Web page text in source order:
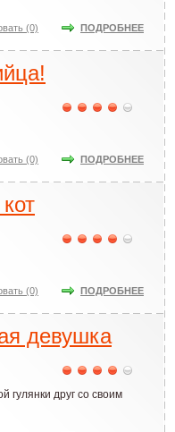
(0) ПОДРОБНЕЕ
(0) ПОДРОБНЕЕ
(0) ПОДРОБНЕЕ
девушка
гулянки друг со своим